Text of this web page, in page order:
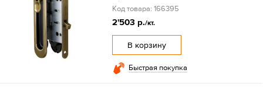
Код товара: 166395
2'503 р./кт.
В корзину
Быстрая покупка